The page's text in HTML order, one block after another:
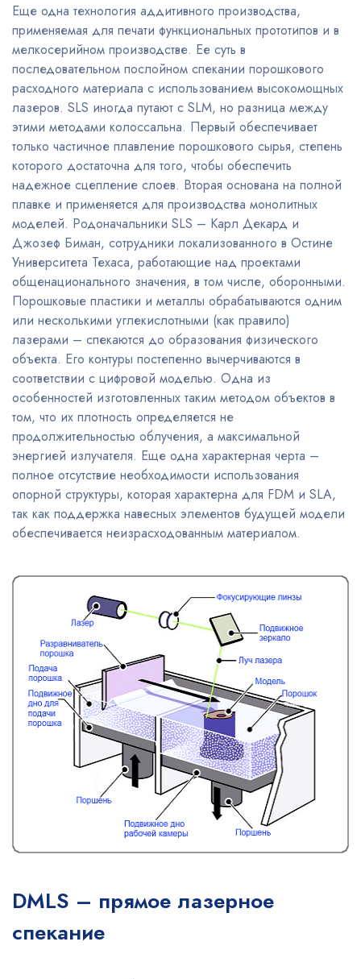
Еще одна технология аддитивного производства,
применяемая для печати функциональных прототипов и в
мелкосерийном производстве. Ее суть в
последовательном послойном спекании порошкового
расходного материала с использованием высокомощных
лазеров. SLS иногда путают с SLM, но разница между
этими методами колоссальна. Первый обеспечивает
только частичное плавление порошкового сырья, степень
которого достаточна для того, чтобы обеспечить
надежное сцепление слоев. Вторая основана на полной
плавке и применяется для производства монолитных
моделей. Родоначальники SLS – Карл Декард и
Джозеф Биман, сотрудники локализованного в Остине
Университета Техаса, работающие над проектами
общенационального значения, в том числе, оборонными.
Порошковые пластики и металлы обрабатываются одним
или несколькими углекислотными (как правило)
лазерами – спекаются до образования физического
объекта. Его контуры постепенно вычерчиваются в
соответствии с цифровой моделью. Одна из
особенностей изготовленных таким методом объектов в
том, что их плотность определяется не
продолжительностью облучения, а максимальной
энергией излучателя. Еще одна характерная черта –
полное отсутствие необходимости использования
опорной структуры, которая характерна для FDM и SLA,
так как поддержка навесных элементов будущей модели
обеспечивается неизрасходованным материалом.
DMLS – прямое лазерное
спекание